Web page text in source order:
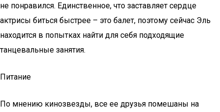
не понравился. Единственное, что заставляет сердце
актрисы биться быстрее – это балет, поэтому сейчас Эль
находится в попытках найти для себя подходящие
танцевальные занятия.
Питание
По мнению кинозвезды, все ее друзья помешаны на